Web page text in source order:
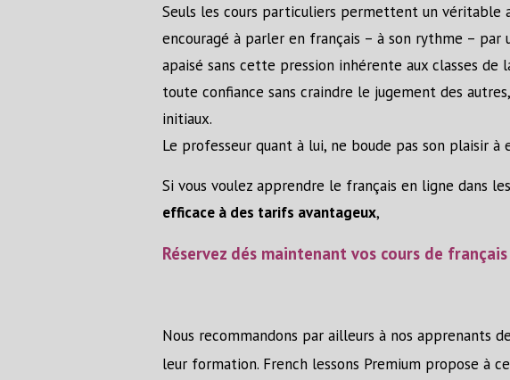
Seuls les cours particuliers permettent un véritable
encouragé à parler en français – à son rythme –
apaisé sans cette pression inhérente aux classes de
toute confiance sans craindre le jugement des
initiaux.
Le professeur quant à lui, ne boude pas son plaisir
Si vous voulez apprendre le français en ligne dans
efficace à des tarifs avantageux,
Réservez dés maintenant vos cours de
Nous recommandons par ailleurs à nos apprenants
leur formation. French lessons Premium propose à